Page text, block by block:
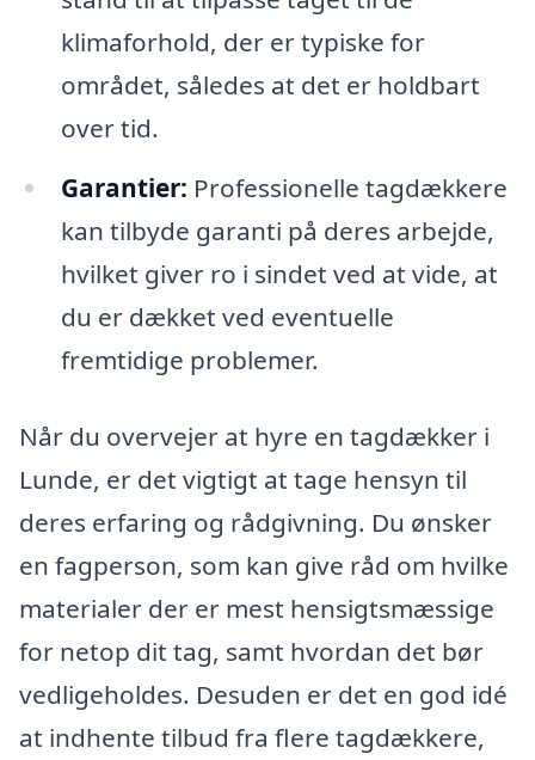
klimaforhold, der er typiske for
området, således at det er holdbart
over tid.
Garantier: Professionelle tagdækkere
kan tilbyde garanti på deres arbejde,
hvilket giver ro i sindet ved at vide, at
du er dækket ved eventuelle
fremtidige problemer.
Når du overvejer at hyre en tagdækker i
Lunde, er det vigtigt at tage hensyn til
deres erfaring og rådgivning. Du ønsker
en fagperson, som kan give råd om hvilke
materialer der er mest hensigtsmæssige
for netop dit tag, samt hvordan det bør
vedligeholdes. Desuden er det en god idé
at indhente tilbud fra flere tagdækkere,